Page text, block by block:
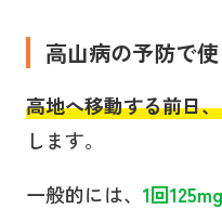
高山病の予防で
高地へ移動する前日
します。
一般的には、 1回